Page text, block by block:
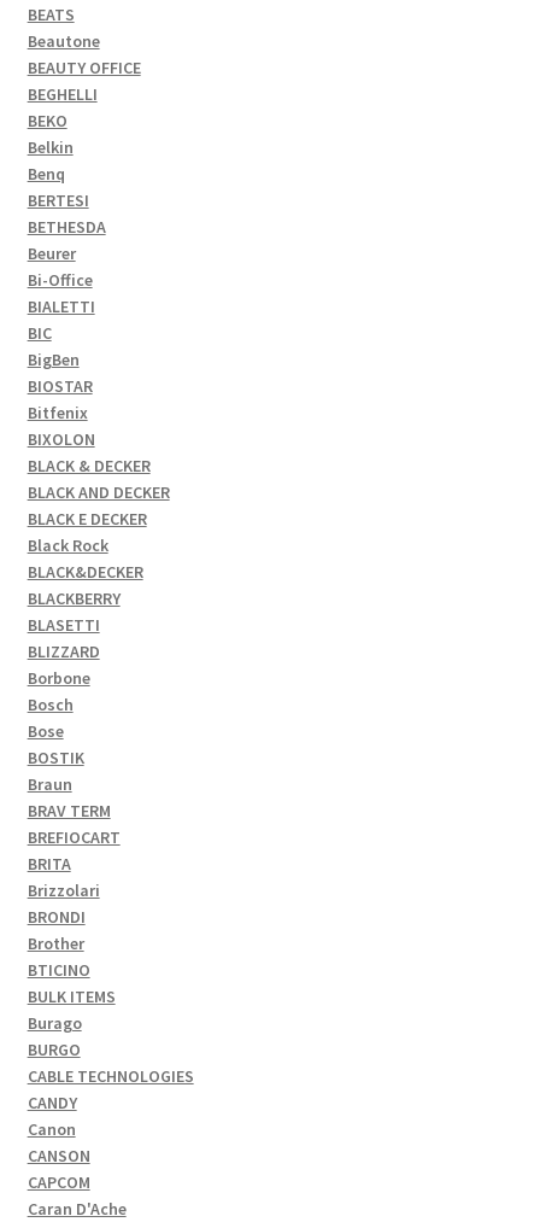
BEATS
Beautone
BEAUTY OFFICE
BEGHELLI
BEKO
Belkin
Benq
BERTESI
BETHESDA
Beurer
Bi-Office
BIALETTI
BIC
BigBen
BIOSTAR
Bitfenix
BIXOLON
BLACK & DECKER
BLACK AND DECKER
BLACK E DECKER
Black Rock
BLACK&DECKER
BLACKBERRY
BLASETTI
BLIZZARD
Borbone
Bosch
Bose
BOSTIK
Braun
BRAV TERM
BREFIOCART
BRITA
Brizzolari
BRONDI
Brother
BTICINO
BULK ITEMS
Burago
BURGO
CABLE TECHNOLOGIES
CANDY
Canon
CANSON
CAPCOM
Caran D'Ache